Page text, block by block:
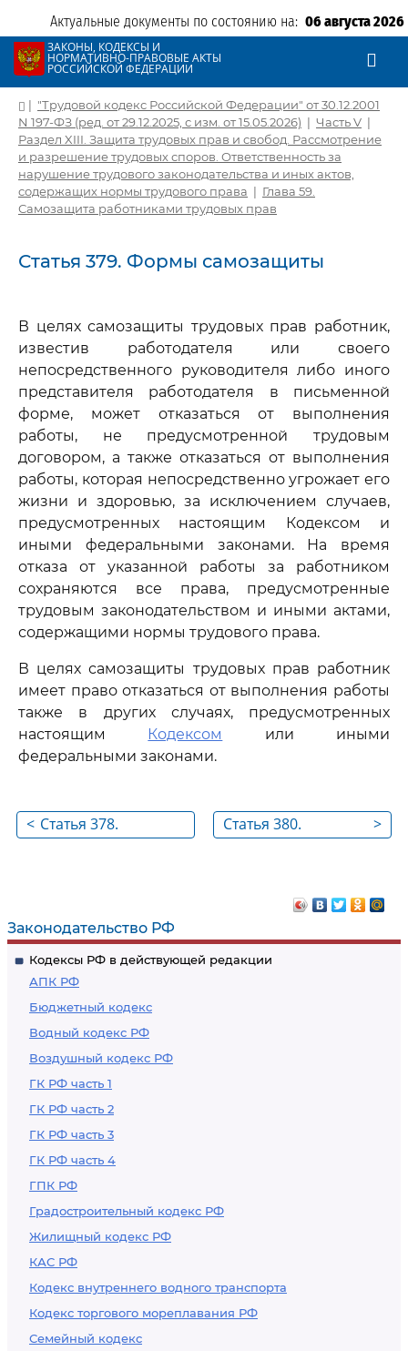
Актуальные документы по состоянию на: 06 августа 2026
ЗАКОНЫ, КОДЕКСЫ И
НОРМАТИВНО-ПРАВОВЫЕ АКТЫ
РОССИЙСКОЙ ФЕДЕРАЦИИ
Законодательство РФ
Кодексы РФ в действующей редакции
АПК РФ
Бюджетный кодекс
Водный кодекс РФ
Воздушный кодекс РФ
ГК РФ часть 1
ГК РФ часть 2
ГК РФ часть 3
ГК РФ часть 4
ГПК РФ
Градостроительный кодекс РФ
Жилищный кодекс РФ
КАС РФ
Кодекс внутреннего водного транспорта
Кодекс торгового мореплавания РФ
Семейный кодекс
| "Трудовой кодекс Российской Федерации" от 30.12.2001
N 197-ФЗ (ред. от 29.12.2025, с изм. от 15.05.2026) | Часть V |
Раздел XIII. Защита трудовых прав и свобод. Рассмотрение
и разрешение трудовых споров. Ответственность за
нарушение трудового законодательства и иных актов,
содержащих нормы трудового права | Глава 59.
Самозащита работниками трудовых прав
Статья 379. Формы самозащиты
В целях самозащиты трудовых прав работник,
известив работодателя или своего
непосредственного руководителя либо иного
представителя работодателя в письменной
форме, может отказаться от выполнения
работы, не предусмотренной трудовым
договором, а также отказаться от выполнения
работы, которая непосредственно угрожает его
жизни и здоровью, за исключением случаев,
предусмотренных настоящим Кодексом и
иными федеральными законами. На время
отказа от указанной работы за работником
сохраняются все права, предусмотренные
трудовым законодательством и иными актами,
содержащими нормы трудового права.
В целях самозащиты трудовых прав работник
имеет право отказаться от выполнения работы
также в других случаях, предусмотренных
настоящим Кодексом
или иными
федеральными законами.
< Статья 378.
>
Статья 380.
препятствовать
работникам в
осуществлении
самозащиты